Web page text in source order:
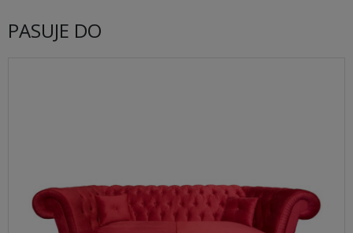
PASUJE DO